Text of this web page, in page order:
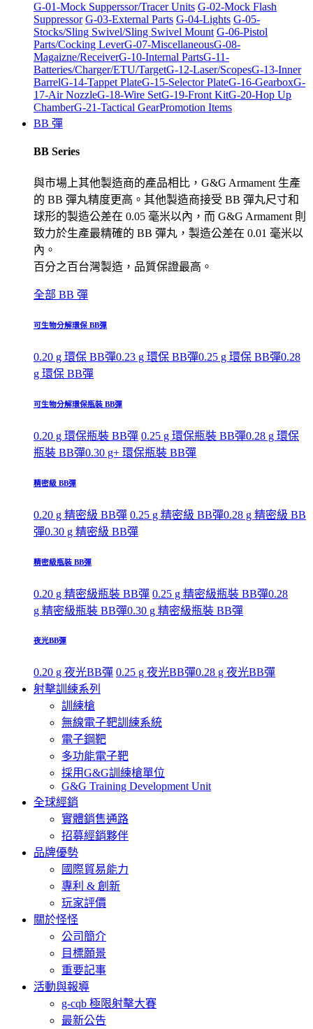
G-01-Mock Supperssor/Tracer Units G-02-Mock Flash
Suppressor G-03-External Parts G-04-Lights G-05-
Stocks/Sling Swivel/Sling Swivel Mount G-06-Pistol
Parts/Cocking LeverG-07-MiscellaneousG-08-
Magaizne/ReceiverG-10-Internal PartsG-11-
Batteries/Charger/ETU/TargetG-12-Laser/ScopesG-13-Inner
BarrelG-14-Tappet PlateG-15-Selector PlateG-16-GearboxG-
17-Air NozzleG-18-Wire SetG-19-Front KitG-20-Hop Up
ChamberG-21-Tactical GearPromotion Items
BB 彈
BB Series
與市場上其他製造商的產品相比，G&G Armament 生產
的 BB 彈丸精度更高。其他製造商接受 BB 彈丸尺寸和
球形的製造公差在 0.05 毫米以內，而 G&G Armament 則
致力於生產最精確的 BB 彈丸，製造公差在 0.01 毫米以
內。
百分之百台灣製造，品質保證最高。
全部 BB 彈
可生物分解環保 BB彈
0.20 g 環保 BB彈0.23 g 環保 BB彈0.25 g 環保 BB彈0.28
g 環保 BB彈
可生物分解環保瓶裝 BB彈
0.20 g 環保瓶裝 BB彈 0.25 g 環保瓶裝 BB彈0.28 g 環保
瓶裝 BB彈0.30 g+ 環保瓶裝 BB彈
精密級 BB彈
0.20 g 精密級 BB彈 0.25 g 精密級 BB彈0.28 g 精密級 BB
彈0.30 g 精密級 BB彈
精密級瓶裝 BB彈
0.20 g 精密級瓶裝 BB彈 0.25 g 精密級瓶裝 BB彈0.28
g 精密級瓶裝 BB彈0.30 g 精密級瓶裝 BB彈
夜光BB彈
0.20 g 夜光BB彈 0.25 g 夜光BB彈0.28 g 夜光BB彈
射擊訓練系列
訓練槍
無線電子靶訓練系統
電子鋼靶
多功能電子靶
採用G&G訓練槍單位
G&G Training Development Unit
全球經銷
實體銷售通路
招募經銷夥伴
品牌優勢
國際貿易能力
專利 & 創新
玩家評價
關於怪怪
公司簡介
目標願景
重要記事
活動與報導
g-cqb 極限射擊大賽
最新公告